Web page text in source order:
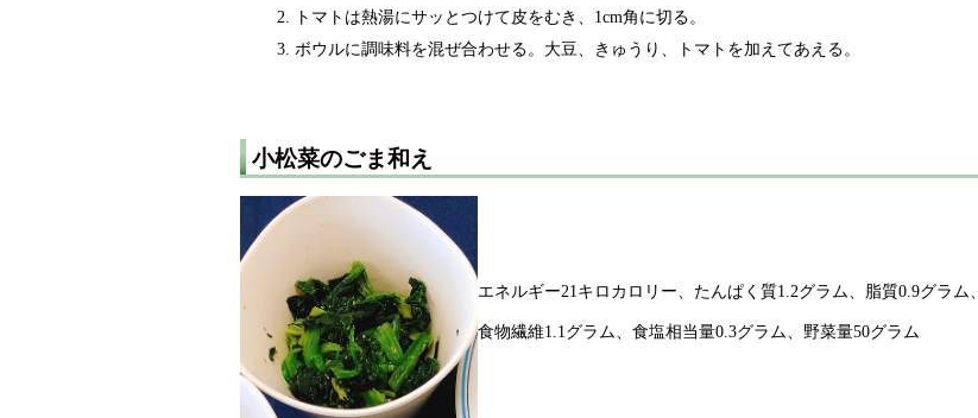
トマトは熱湯にサッとつけて皮をむき、1cm角に切る。
ボウルに調味料を混ぜ合わせる。大豆、きゅうり、トマトを加えてあえる。
小松菜のごま和え
エネルギー21キロカロリー、たんぱく質1.2グラム、脂質0.9グラム、
食物繊維1.1グラム、食塩相当量0.3グラム、野菜量50グラム